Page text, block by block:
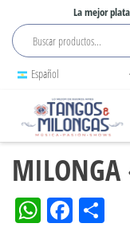
La mejor
Español
W Fa